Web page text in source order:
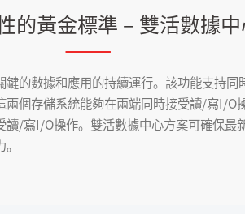
的黃金標準 – 雙活數據
的數據和應用的持續運行。該功能支持
個存儲系統能夠在兩端同時接受讀/寫I/O
/寫I/O操作。雙活數據中心方案可確保最